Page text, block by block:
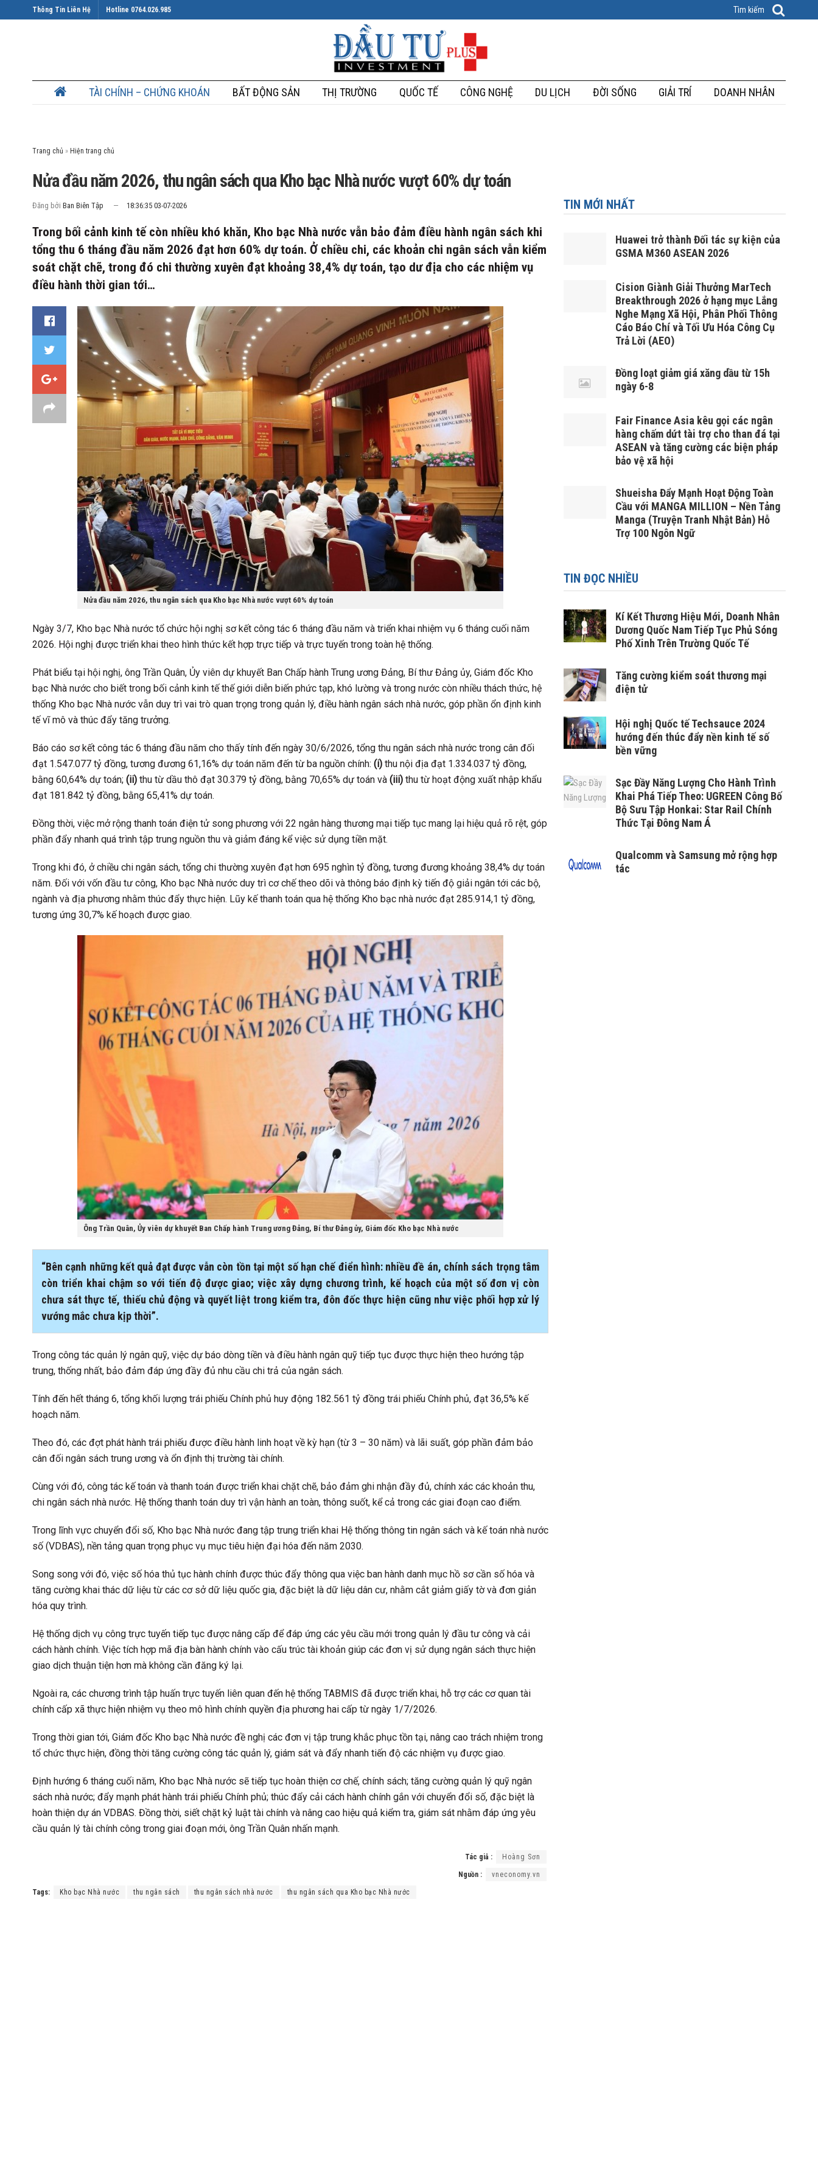
Thông Tin Liên Hệ Hotline 0764.026.985
TÀI CHÍNH – CHỨNG KHOÁN BẤT ĐỘNG SẢN THỊ TRƯỜNG QUỐC TẾ CÔNG NGHỆ DU LỊCH ĐỜI SỐNG GIẢI TRÍ DOANH NHÂN
Trang chủ »
Nửa đầu năm 2026, thu ngân sách qua Kho bạc Nhà nước vượt 60% dự toán
Đăng bởi Ban Biên Tập 18:36:35 03-07-2026
Trong bối cảnh kinh tế còn nhiều khó khăn, Kho bạc Nhà nước vẫn bảo đảm điều hành ngân sách khi
tổng thu 6 tháng đầu năm 2026 đạt hơn 60% dự toán. Ở chiều chi, các khoản chi ngân sách vẫn kiểm
soát chặt chẽ, trong đó chi thường xuyên đạt khoảng 38,4% dự toán, tạo dư địa cho các nhiệm vụ
điều hành thời gian tới…
Nửa đầu năm 2026, thu ngân sách qua Kho bạc Nhà nước vượt 60% dự toán
Ngày 3/7, Kho bạc Nhà nước tổ chức hội nghị sơ kết công tác 6 tháng đầu năm và triển khai nhiệm vụ 6 tháng cuối năm
2026. Hội nghị được triển khai theo hình thức kết hợp trực tiếp và trực tuyến trong toàn hệ thống.
Phát biểu tại hội nghị, ông Trần Quân, Ủy viên dự khuyết Ban Chấp hành Trung ương Đảng, Bí thư Đảng ủy, Giám đốc Kho
bạc Nhà nước cho biết trong bối cảnh kinh tế thế giới diễn biến phức tạp, khó lường và trong nước còn nhiều thách thức, hệ
thống Kho bạc Nhà nước vẫn duy trì vai trò quan trọng trong quản lý, điều hành ngân sách nhà nước, góp phần ổn định kinh
tế vĩ mô và thúc đẩy tăng trưởng.
Báo cáo sơ kết công tác 6 tháng đầu năm cho thấy tính đến ngày 30/6/2026, tổng thu ngân sách nhà nước trong cân đối
đạt 1.547.077 tỷ đồng, tương đương 61,16% dự toán năm đến từ ba nguồn chính: (i) thu nội địa đạt 1.334.037 tỷ đồng,
bằng 60,64% dự toán; (ii) thu từ dầu thô đạt 30.379 tỷ đồng, bằng 70,65% dự toán và (iii) thu từ hoạt động xuất nhập khẩu
đạt 181.842 tỷ đồng, bằng 65,41% dự toán.
Đồng thời, việc mở rộng thanh toán điện tử song phương với 22 ngân hàng thương mại tiếp tục mang lại hiệu quả rõ rệt, góp
phần đẩy nhanh quá trình tập trung nguồn thu và giảm đáng kể việc sử dụng tiền mặt.
Trong khi đó, ở chiều chi ngân sách, tổng chi thường xuyên đạt hơn 695 nghìn tỷ đồng, tương đương khoảng 38,4% dự toán
năm. Đối với vốn đầu tư công, Kho bạc Nhà nước duy trì cơ chế theo dõi và thông báo định kỳ tiến độ giải ngân tới các bộ,
ngành và địa phương nhằm thúc đẩy thực hiện. Lũy kế thanh toán qua hệ thống Kho bạc nhà nước đạt 285.914,1 tỷ đồng,
tương ứng 30,7% kế hoạch được giao.
Ông Trần Quân, Ủy viên dự khuyết Ban Chấp hành Trung ương Đảng, Bí thư Đảng ủy, Giám đốc Kho bạc Nhà nước
“Bên cạnh những kết quả đạt được vẫn còn tồn tại một số hạn chế điển hình: nhiều đề án, chính sách trọng tâm
còn triển khai chậm so với tiến độ được giao; việc xây dựng chương trình, kế hoạch của một số đơn vị còn
chưa sát thực tế, thiếu chủ động và quyết liệt trong kiểm tra, đôn đốc thực hiện cũng như việc phối hợp xử lý
vướng mắc chưa kịp thời”.
Trong công tác quản lý ngân quỹ, việc dự báo dòng tiền và điều hành ngân quỹ tiếp tục được thực hiện theo hướng tập
trung, thống nhất, bảo đảm đáp ứng đầy đủ nhu cầu chi trả của ngân sách.
Tính đến hết tháng 6, tổng khối lượng trái phiếu Chính phủ huy động 182.561 tỷ đồng trái phiếu Chính phủ, đạt 36,5% kế
hoạch năm.
Theo đó, các đợt phát hành trái phiếu được điều hành linh hoạt về kỳ hạn (từ 3 – 30 năm) và lãi suất, góp phần đảm bảo
cân đối ngân sách trung ương và ổn định thị trường tài chính.
Cùng với đó, công tác kế toán và thanh toán được triển khai chặt chẽ, bảo đảm ghi nhận đầy đủ, chính xác các khoản thu,
chi ngân sách nhà nước. Hệ thống thanh toán duy trì vận hành an toàn, thông suốt, kể cả trong các giai đoạn cao điểm.
Trong lĩnh vực chuyển đổi số, Kho bạc Nhà nước đang tập trung triển khai Hệ thống thông tin ngân sách và kế toán nhà nước
số (VDBAS), nền tảng quan trọng phục vụ mục tiêu hiện đại hóa đến năm 2030.
Song song với đó, việc số hóa thủ tục hành chính được thúc đẩy thông qua việc ban hành danh mục hồ sơ cần số hóa và
tăng cường khai thác dữ liệu từ các cơ sở dữ liệu quốc gia, đặc biệt là dữ liệu dân cư, nhằm cắt giảm giấy tờ và đơn giản
hóa quy trình.
Hệ thống dịch vụ công trực tuyến tiếp tục được nâng cấp để đáp ứng các yêu cầu mới trong quản lý đầu tư công và cải
cách hành chính. Việc tích hợp mã địa bàn hành chính vào cấu trúc tài khoản giúp các đơn vị sử dụng ngân sách thực hiện
giao dịch thuận tiện hơn mà không cần đăng ký lại.
Ngoài ra, các chương trình tập huấn trực tuyến liên quan đến hệ thống TABMIS đã được triển khai, hỗ trợ các cơ quan tài
chính cấp xã thực hiện nhiệm vụ theo mô hình chính quyền địa phương hai cấp từ ngày 1/7/2026.
Trong thời gian tới, Giám đốc Kho bạc Nhà nước đề nghị các đơn vị tập trung khắc phục tồn tại, nâng cao trách nhiệm trong
tổ chức thực hiện, đồng thời tăng cường công tác quản lý, giám sát và đẩy nhanh tiến độ các nhiệm vụ được giao.
Định hướng 6 tháng cuối năm, Kho bạc Nhà nước sẽ tiếp tục hoàn thiện cơ chế, chính sách; tăng cường quản lý quỹ ngân
sách nhà nước; đẩy mạnh phát hành trái phiếu Chính phủ; thúc đẩy cải cách hành chính gắn với chuyển đổi số, đặc biệt là
hoàn thiện dự án VDBAS. Đồng thời, siết chặt kỷ luật tài chính và nâng cao hiệu quả kiểm tra, giám sát nhằm đáp ứng yêu
cầu quản lý tài chính công trong giai đoạn mới, ông Trần Quân nhấn mạnh.
Tác giả : Hoàng Sơn
Nguồn : vneconomy.vn
Tags: Kho bạc Nhà nước thu ngân sách thu ngân sách nhà nước thu ngân sách qua Kho bạc Nhà nước
TIN MỚI NHẤT
Huawei trở thành Đối tác sự kiện của
GSMA M360 ASEAN 2026
Cision Giành Giải Thưởng MarTech
Breakthrough 2026 ở hạng mục Lắng
Nghe Mạng Xã Hội, Phân Phối Thông
Cáo Báo Chí và Tối Ưu Hóa Công Cụ
Trả Lời (AEO)
Đồng loạt giảm giá xăng dầu từ 15h
ngày 6-8
Fair Finance Asia kêu gọi các ngân
hàng chấm dứt tài trợ cho than đá tại
ASEAN và tăng cường các biện pháp
bảo vệ xã hội
Shueisha Đẩy Mạnh Hoạt Động Toàn
Cầu với MANGA MILLION – Nền Tảng
Manga (Truyện Tranh Nhật Bản) Hỗ
Trợ 100 Ngôn Ngữ
TIN ĐỌC NHIỀU
Kí Kết Thương Hiệu Mới, Doanh Nhân
Dương Quốc Nam Tiếp Tục Phủ Sóng
Phố Xinh Trên Trường Quốc Tế
Tăng cường kiểm soát thương mại
điện tử
Hội nghị Quốc tế Techsauce 2024
hướng đến thúc đẩy nền kinh tế số
bền vững
Sạc Đầy Năng Lượng Cho Hành Trình
Khai Phá Tiếp Theo: UGREEN Công Bố
Bộ Sưu Tập Honkai: Star Rail Chính
Thức Tại Đông Nam Á
Qualcomm và Samsung mở rộng hợp
tác